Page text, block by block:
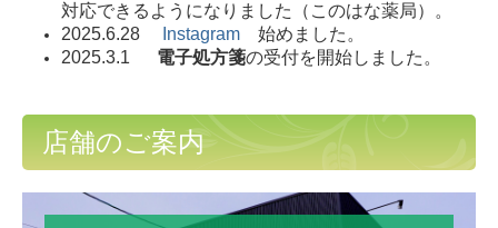
対応できるようになりました（このはな薬局）。
2025.6.28
Instagram 始めました。
2025.3.1
電子処方箋の受付を開始しました。
店舗のご案内